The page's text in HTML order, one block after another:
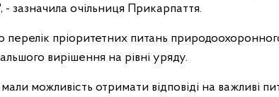
- зазначила очільниця Прикарпаття.
пріоритетних питань
вирішення на рівні уряду.
можливість отримати відповіді на важливі